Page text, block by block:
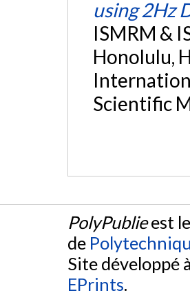
using 2Hz
ISMRM &
Honolulu,
Scientific
PolyPublieest
de
Site développé
EPrints.